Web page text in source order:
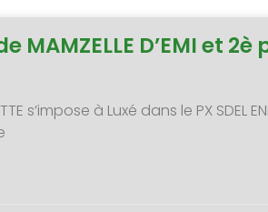
MAMZELLE D’EMI et 2è
s’impose à Luxé dans le PX SDEL